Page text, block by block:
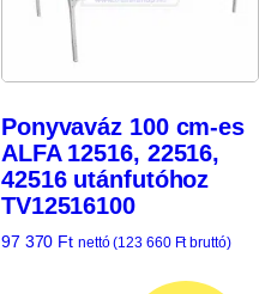
Ponyvaváz 100 cm-es
ALFA 12516, 22516,
42516 utánfutóhoz
TV12516100
97 370 Ft nettó (123 660 Ftbruttó)